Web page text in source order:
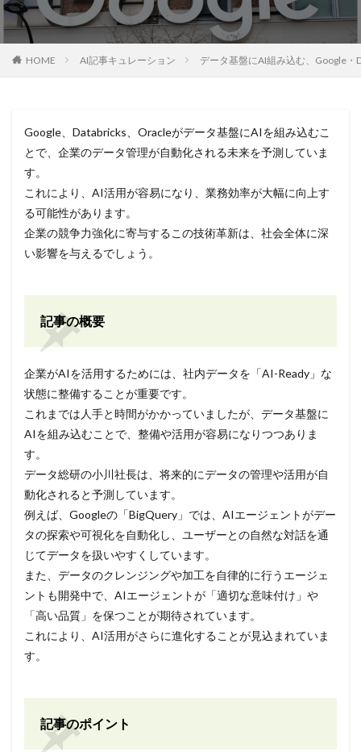
HOME AI記事キュレーション データ基盤にAI組み込む、Google
Google、Databricks、Oracleがデータ基盤にAIを組み込むこ
とで、企業のデータ管理が自動化される未来を予測していま
す。
これにより、AI活用が容易になり、業務効率が大幅に向上す
る可能性があります。
企業の競争力強化に寄与するこの技術革新は、社会全体に深
い影響を与えるでしょう。
記事の概要
企業がAIを活用するためには、社内データを「AI-Ready」な
状態に整備することが重要です。
これまでは人手と時間がかかっていましたが、データ基盤に
AIを組み込むことで、整備や活用が容易になりつつありま
す。
データ総研の小川社長は、将来的にデータの管理や活用が自
動化されると予測しています。
例えば、Googleの「BigQuery」では、AIエージェントがデー
タの探索や可視化を自動化し、ユーザーとの自然な対話を通
じてデータを扱いやすくしています。
また、データのクレンジングや加工を自律的に行うエージェ
ントも開発中で、AIエージェントが「適切な意味付け」や
「高い品質」を保つことが期待されています。
これにより、AI活用がさらに進化することが見込まれていま
す。
記事のポイント